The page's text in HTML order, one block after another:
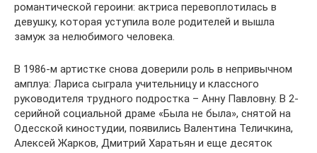
романтической героини: актриса перевоплотилась в
девушку, которая уступила воле родителей и вышла
замуж за нелюбимого человека.
В 1986-м артистке снова доверили роль в непривычном
амплуа: Лариса сыграла учительницу и классного
руководителя трудного подростка – Анну Павловну. В 2-
серийной социальной драме «Была не была», снятой на
Одесской киностудии, появились Валентина Теличкина,
Алексей Жарков, Дмитрий Харатьян и еще десяток